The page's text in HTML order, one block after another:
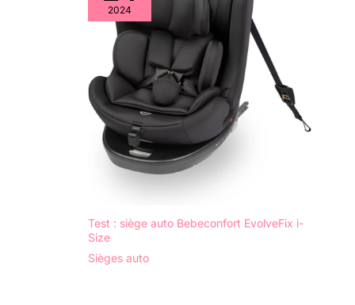
2024
Test : siège auto Bebeconfort EvolveFix i-
Size
Sièges auto